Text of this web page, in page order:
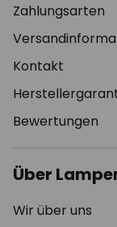
Zahlungsarten
Kontakt
Bewertungen
Über
Wir über uns